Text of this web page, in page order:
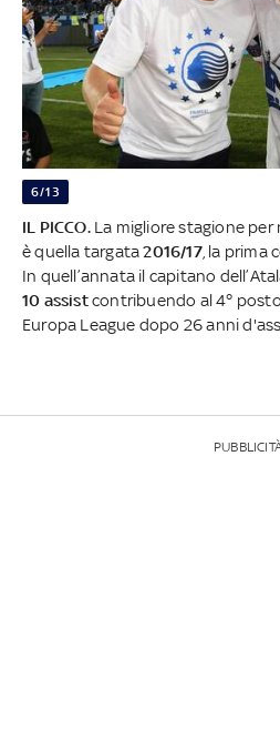
6/13
IL PICCO.La migliore stagione per
è quella targata2016/17, la prima
In quell’annata il capitano
10 assistcontribuendo al 4°
Europa League dopo 26 anni